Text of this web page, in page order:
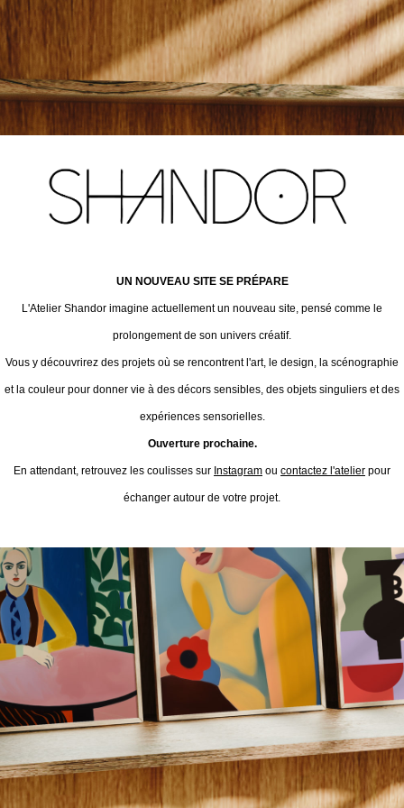
UN NOUVEAU SITE SE PRÉPARE
L'Atelier Shandor imagine actuellement un nouveau site, pensé comme le
prolongement de son univers créatif.
Vous y découvrirez des projets où se rencontrent l'art, le design, la scénographie
et la couleur pour donner vie à des décors sensibles, des objets singuliers et des
expériences sensorielles.
Ouverture prochaine.
En attendant, retrouvez les coulisses sur Instagram ou contactez l'atelier pour
échanger autour de votre projet.